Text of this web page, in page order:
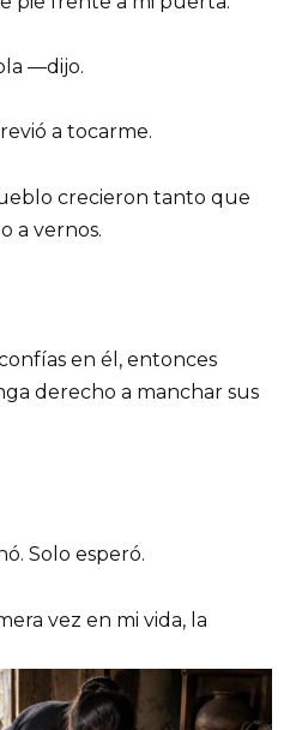
—dijo.
a tocarme.
crecieron tanto que
a vernos.
en él, entonces
derecho a manchar sus
Solo esperó.
vez en mi vida, la